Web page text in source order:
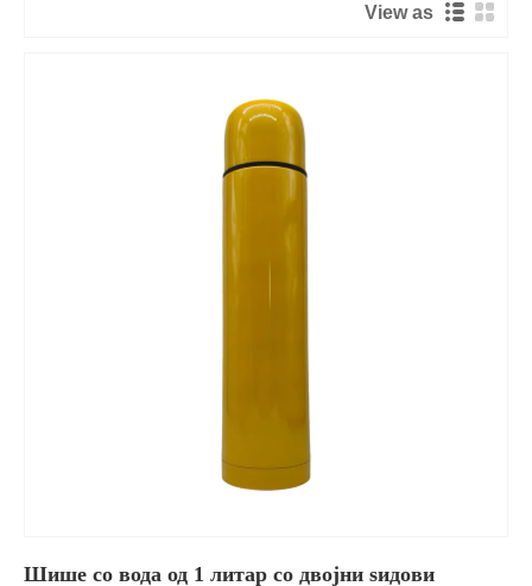
View as
Шише со вода од 1 литар со двојни ѕидови